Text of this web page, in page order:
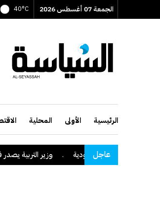
الجمعة 07 أغسطس 2026 40°C
الرئيسية الأولى المحلية
عاجل
منطقة نجران السعودية . وزير التربية يصدر